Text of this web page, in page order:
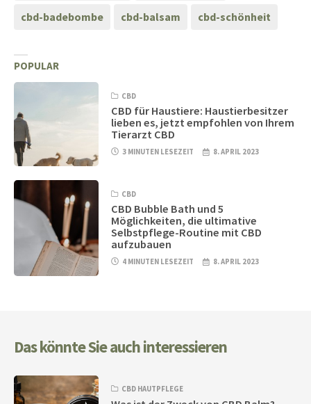
cbd-badebombe cbd-balsam cbd-schönheit
POPULAR
CBD
CBD für Haustiere: Haustierbesitzer
lieben es, jetzt empfohlen von Ihrem
Tierarzt CBD
3 MINUTEN LESEZEIT 8. APRIL 2023
CBD
CBD Bubble Bath und 5
Möglichkeiten, die ultimative
Selbstpflege-Routine mit CBD
aufzubauen
4 MINUTEN LESEZEIT 8. APRIL 2023
Das könnte Sie auch interessieren
CBD HAUTPFLEGE